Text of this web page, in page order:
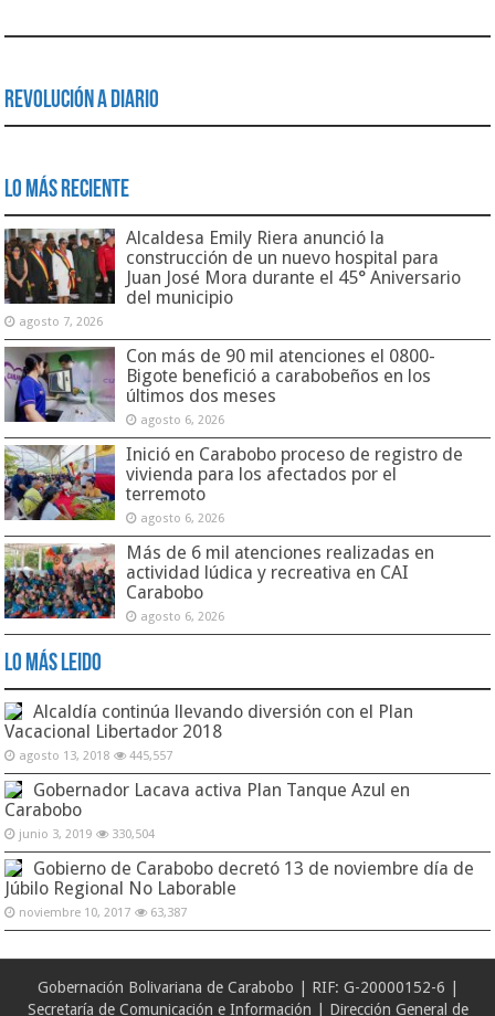
Revolución a Diario
Lo Más Reciente
Alcaldesa Emily Riera anunció la
construcción de un nuevo hospital para
Juan José Mora durante el 45° Aniversario
del municipio
agosto 7, 2026
Con más de 90 mil atenciones el 0800-
Bigote benefició a carabobeños en los
últimos dos meses
agosto 6, 2026
Inició en Carabobo proceso de registro de
vivienda para los afectados por el
terremoto
agosto 6, 2026
Más de 6 mil atenciones realizadas en
actividad lúdica y recreativa en CAI
Carabobo
agosto 6, 2026
Lo Más Leido
Alcaldía continúa llevando diversión con el Plan
Vacacional Libertador 2018
agosto 13, 2018 445,557
Gobernador Lacava activa Plan Tanque Azul en
Carabobo
junio 3, 2019 330,504
Gobierno de Carabobo decretó 13 de noviembre día de
Júbilo Regional No Laborable
noviembre 10, 2017 63,387
Gobernación Bolivariana de Carabobo | RIF: G-20000152-6 |
Secretaría de Comunicación e Información | Dirección General de